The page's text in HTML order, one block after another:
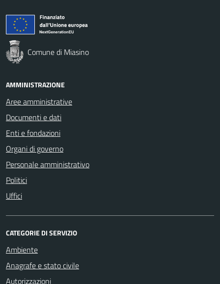
Comune di Miasino
AMMINISTRAZIONE
Aree amministrative
Documenti e dati
Enti e fondazioni
Organi di governo
Personale amministrativo
Politici
Uffici
CATEGORIE DI SERVIZIO
Ambiente
Anagrafe e stato civile
Autorizzazioni